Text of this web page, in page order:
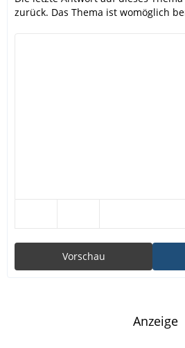
zurück. Das Thema ist womöglich
Vorschau
Anzeige